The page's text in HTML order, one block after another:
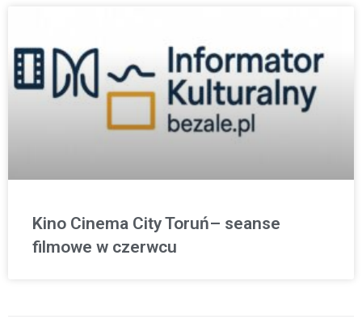
Kino Cinema City Toruń– seanse
filmowe w czerwcu